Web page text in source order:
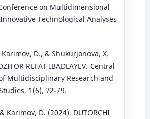
on Multidimensional
Technological Analyses
D., & Shukurjonova, X.
REFAT IBADLAYEV. Central
Multidisciplinary Research and
1(6), 72-79.
Karimov, D. (2024). DUTORCHI